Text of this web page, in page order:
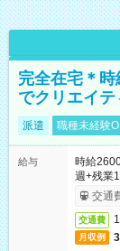
完全在宅＊
でクリエイ
派遣 職種未経験
給与
時給
週+残業
受取り
交通
交通費
月収例